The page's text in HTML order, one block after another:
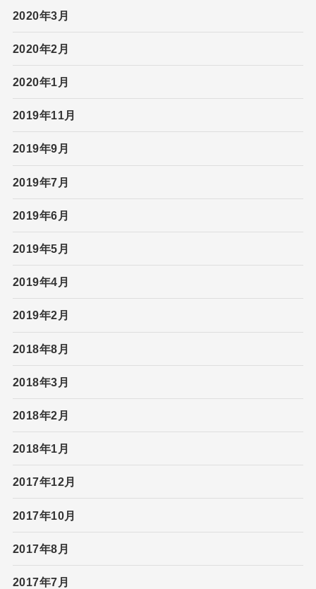
2020年3月
2020年2月
2020年1月
2019年11月
2019年9月
2019年7月
2019年6月
2019年5月
2019年4月
2019年2月
2018年8月
2018年3月
2018年2月
2018年1月
2017年12月
2017年10月
2017年8月
2017年7月